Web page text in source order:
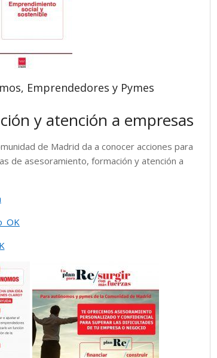
Emprendedores y Pymes
y atención a empresas
de Madrid da a conocer acciones para
de asesoramiento, formación y atención a